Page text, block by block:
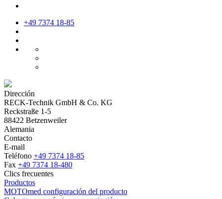
+49 7374 18-85
Dirección
RECK-Technik GmbH & Co. KG
Reckstraße 1-5
88422 Betzenweiler
Alemania
Contacto
E-mail
Teléfono +49 7374 18-85
Fax +49 7374 18-480
Clics frecuentes
Productos
MOTOmed configuración del producto